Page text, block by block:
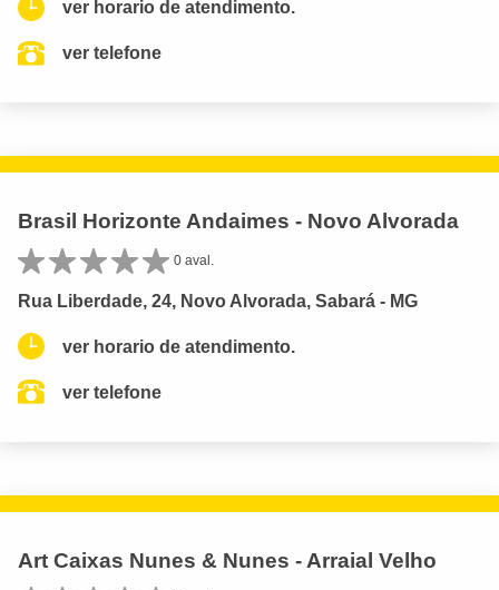
ver horario de atendimento.
ver telefone
Brasil Horizonte Andaimes - Novo Alvorada
0 aval.
Rua Liberdade, 24, Novo Alvorada, Sabará - MG
ver horario de atendimento.
ver telefone
Art Caixas Nunes & Nunes - Arraial Velho